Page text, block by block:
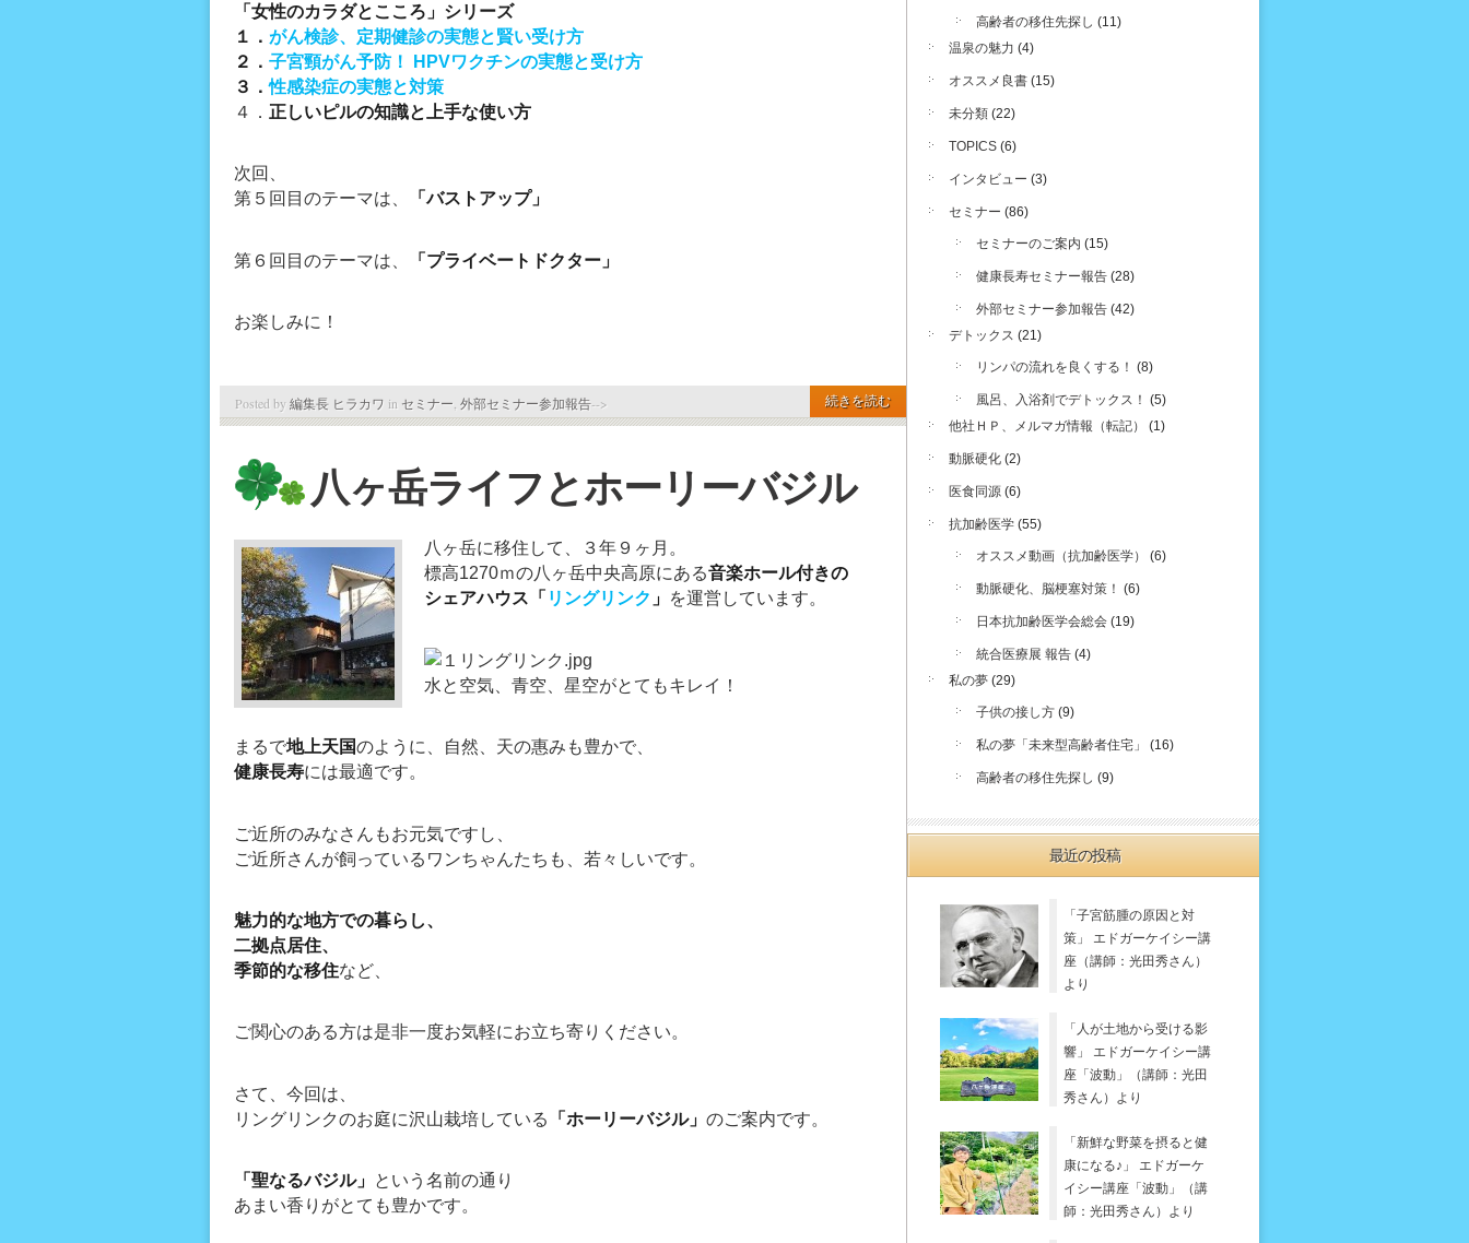
「女性のカラダとこころ」シリーズ
１． がん検診、定期健診の実態と賢い受け方
２． 子宮頸がん予防！ HPVワクチンの実態と受け方
３．性感染症の実態と対策
４． 正しいピルの知識と上手な使い方
次回、
第５回目のテーマは、
「バストアップ」
第６回目のテーマは、 「プライベートドクター」
お楽しみに！
Posted by編集長 ヒラカワ in セミナー, 外部セミナー参加報告--> 続きを読む
八ヶ岳ライフとホーリーバジル
八ヶ岳に移住して、３年９ヶ月。
標高1270ｍの八ヶ岳中央高原にある音楽ホール付きの
シェアハウス「 リングリンク 」 を運営しています。
水と空気、青空、星空がとてもキレイ！
まるで地上天国のように、自然、天の惠みも豊かで、
健康長寿には最適です。
ご近所のみなさんもお元気ですし、
ご近所さんが飼っているワンちゃんたちも、若々しいです。
魅力的な地方での暮らし、
二拠点居住、
季節的な移住など、
ご関心のある方は是非一度お気軽にお立ち寄りください。
さて、今回は、
リングリンクのお庭に沢山栽培している
「ホーリーバジル」 のご案内です。
「聖なるバジル」
という名前の通り
あまい香りがとても豊かです。
高齢者の移住先探し (11)
温泉の魅力 (4)
オススメ良書 (15)
未分類 (22)
TOPICS (6)
インタビュー (3)
セミナー (86)
セミナーのご案内 (15)
健康長寿セミナー報告 (28)
外部セミナー参加報告 (42)
デトックス (21)
リンパの流れを良くする！ (8)
風呂、入浴剤でデトックス！ (5)
他社ＨＰ、メルマガ情報（転記）
(1)
動脈硬化 (2)
医食同源 (6)
抗加齢医学 (55)
オススメ動画（抗加齢医学） (6)
動脈硬化、脳梗塞対策！ (6)
日本抗加齢医学会総会 (19)
統合医療展 報告 (4)
私の夢 (29)
子供の接し方 (9)
私の夢「未来型高齢者住宅」 (16)
高齢者の移住先探し (9)
最近の投稿
「子宮筋腫の原因と対
策」 エドガーケイシー講
座（講師：光田秀さん）
より
「人が土地から受ける影
響」 エドガーケイシー講
座「波動」（講師：光田
秀さん）より
「新鮮な野菜を摂ると健
康になる♪」 エドガーケ
イシー講座「波動」（講
師：光田秀さん）より